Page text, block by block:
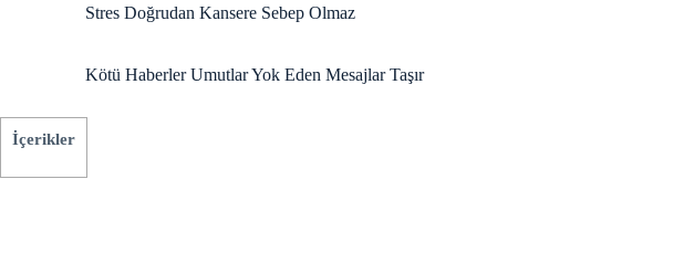
Stres Doğrudan Kansere Sebep Olmaz
Kötü Haberler Umutlar Yok Eden Mesajlar Taşır
İçerikler